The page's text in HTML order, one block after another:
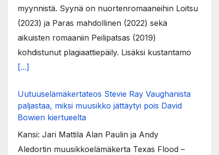
myynnistä. Syynä on nuortenromaaneihin Loitsu
(2023) ja Paras mahdollinen (2022) sekä
aikuisten romaaniin Peilipatsas (2019)
kohdistunut plagiaattiepäily. Lisäksi kustantamo
[...]
Uutuuselämäkertateos Stevie Ray Vaughanista
paljastaa, miksi muusikko jättäytyi pois David
Bowien kiertueelta
Kansi: Jari Mattila Alan Paulin ja Andy
Aledortin muusikkoelämäkerta Texas Flood –